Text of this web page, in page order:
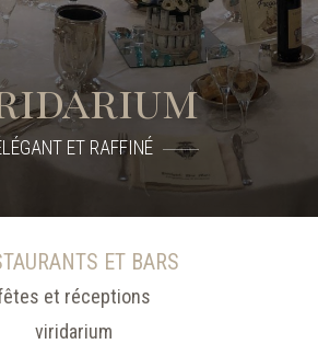
ET RAFFINÉ
ET BARS
et réceptions
viridarium